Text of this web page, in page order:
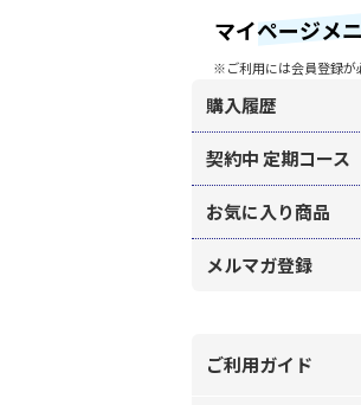
マイページメ
※ご利用には会員登録が
購入履歴
契約中 定期コース
お気に入り商品
メルマガ登録
ご利用ガイド